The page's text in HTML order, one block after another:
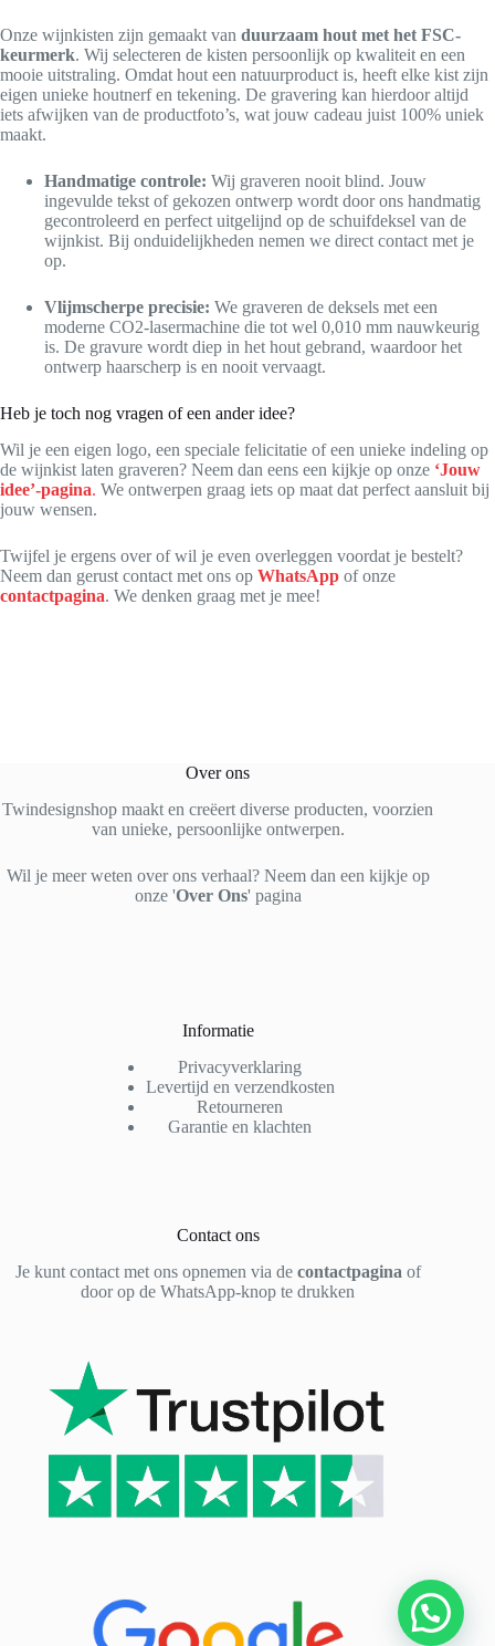
Onze wijnkisten zijn gemaakt van duurzaam hout met het FSC-
keurmerk. Wij selecteren de kisten persoonlijk op kwaliteit en een
mooie uitstraling. Omdat hout een natuurproduct is, heeft elke kist zijn
eigen unieke houtnerf en tekening. De gravering kan hierdoor altijd
iets afwijken van de productfoto’s, wat jouw cadeau juist 100% uniek
maakt.
Handmatige controle: Wij graveren nooit blind. Jouw
ingevulde tekst of gekozen ontwerp wordt door ons handmatig
gecontroleerd en perfect uitgelijnd op de schuifdeksel van de
wijnkist. Bij onduidelijkheden nemen we direct contact met je
op.
Vlijmscherpe precisie: We graveren de deksels met een
moderne CO2-lasermachine die tot wel 0,010 mm nauwkeurig
is. De gravure wordt diep in het hout gebrand, waardoor het
ontwerp haarscherp is en nooit vervaagt.
Heb je toch nog vragen of een ander idee?
Wil je een eigen logo, een speciale felicitatie of een unieke indeling op
de wijnkist laten graveren? Neem dan eens een kijkje op onze ‘Jouw
idee’-pagina. We ontwerpen graag iets op maat dat perfect aansluit bij
jouw wensen.
Twijfel je ergens over of wil je even overleggen voordat je bestelt?
Neem dan gerust contact met ons op WhatsApp of onze
contactpagina. We denken graag met je mee!
Over ons
Twindesignshop maakt en creëert diverse producten, voorzien
van unieke, persoonlijke ontwerpen.
Wil je meer weten over ons verhaal? Neem dan een kijkje op
onze 'Over Ons' pagina
Informatie
Privacyverklaring
Levertijd en verzendkosten
Retourneren
Garantie en klachten
Contact ons
Je kunt contact met ons opnemen via de contactpagina of
door op de WhatsApp-knop te drukken